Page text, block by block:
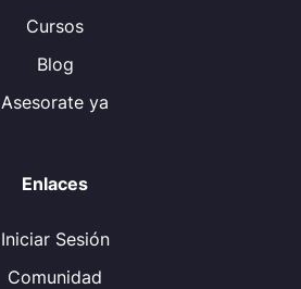
Cursos
Blog
Asesorate ya
Enlaces
Iniciar Sesión
Comunidad